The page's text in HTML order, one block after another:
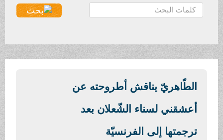
ح
ث
الطّاهريّ يناقش أطروحته عن
أعشقني لسناء الشّعلان بعد
ترجمتها إلى الفرنسيّة